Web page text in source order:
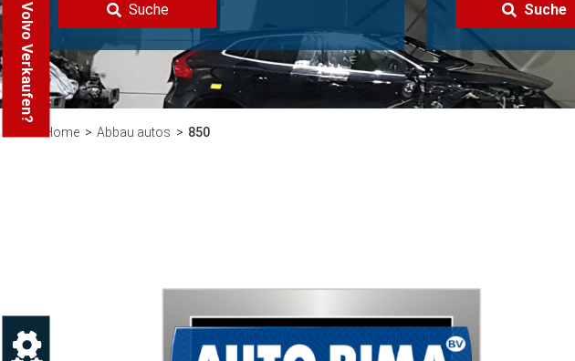
Suche Suche
Home Abbau autos 850
Volvo Verkaufen?